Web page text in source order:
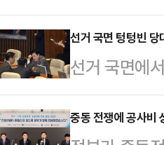
대와 우려가
원을 향한 중
본선에서 해
적당한 후보
기도 전체 선
선거 국면 텅텅빈
선거 국면에
안팎에서 이
를 두고 일각
중동 전쟁에 공사비